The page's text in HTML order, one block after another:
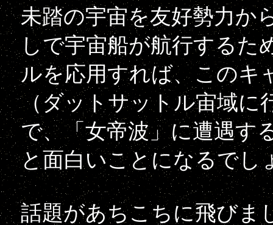
未踏の宇宙を友好勢力か
しで宇宙船が航行するた
ルを応用すれば、このキ
（ダットサットル宙域に
で、「女帝波」に遭遇す
と面白いことになるでし
話題があちこちに飛びま